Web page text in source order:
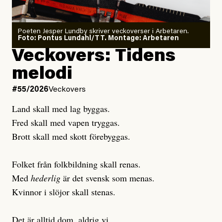
Publicerad6 August, 2026
Uppdaterad6 August, 2026
Joel Kellgren
Publicerad3 August, 2026
Uppdaterad3 August, 2026
Poeten Jesper Lundby skriver veckoverser i Arbetaren.
Foto: Pontus Lundahl/TT. Montage: Arbetaren
Veckovers: Tidens
melodi
#55/2026Veckovers
Land skall med lag byggas.
Fred skall med vapen tryggas.
Brott skall med skott förebyggas.
Folket från folkbildning skall renas.
Med hederlig är det svensk som menas.
Kvinnor i slöjor skall stenas.
Det är alltid dom, aldrig vi.